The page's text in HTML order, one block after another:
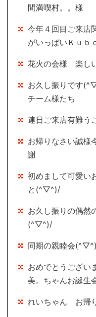
間満喫村。。様
今年４回目ご来店
がいっぱいＫｕｂ
花火の会様 楽し
お久し振りです
チーム様たち
連日ご来店有難
お帰りなさい誠様
謝
初めまして可愛い
と(^▽^)/
お久し振りの偶然
(^▽^)/
同期の親睦会
おめでとうござ
美。ちゃんお誕生
れいちゃん お帰